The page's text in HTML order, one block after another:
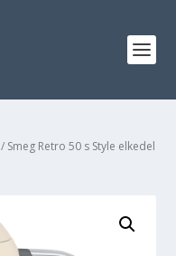
/ Smeg Retro 50 s Style elkedel